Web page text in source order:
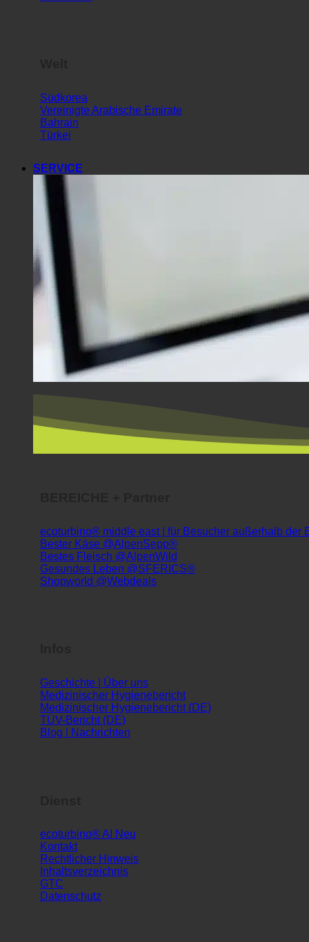
Südkorea
Vereinigte Arabische Emirate
Bahrain
Türkei
SERVICE
ecoturbino® middle east | für Besucher außerhalb der
Bester Käse @AlpenSepp®
Bestes Fleisch @AlpenWild
Gesundes Leben @SFERICS®
Shopworld @Webdeals
Geschichte | Über uns
Medizinischer Hygienebericht
Medizinischer Hygienebericht (DE)
TÜV-Bericht (DE)
Blog | Nachrichten
ecoturbino® AI
Kontakt
Rechtlicher Hinweis
Inhaltsverzeichnis
GTC
Datenschutz